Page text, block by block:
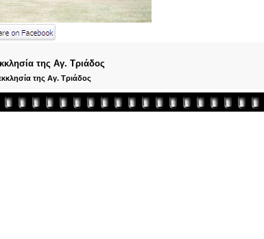
της Αγ. Τριάδος
της Αγ. Τριάδος